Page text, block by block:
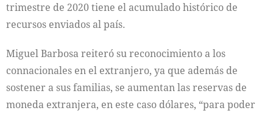
trimestre de 2020 tiene el acumulado histórico de
recursos enviados al país.
Miguel Barbosa reiteró su reconocimiento a los
connacionales en el extranjero, ya que además de
sostener a sus familias, se aumentan las reservas de
moneda extranjera, en este caso dólares, “para poder